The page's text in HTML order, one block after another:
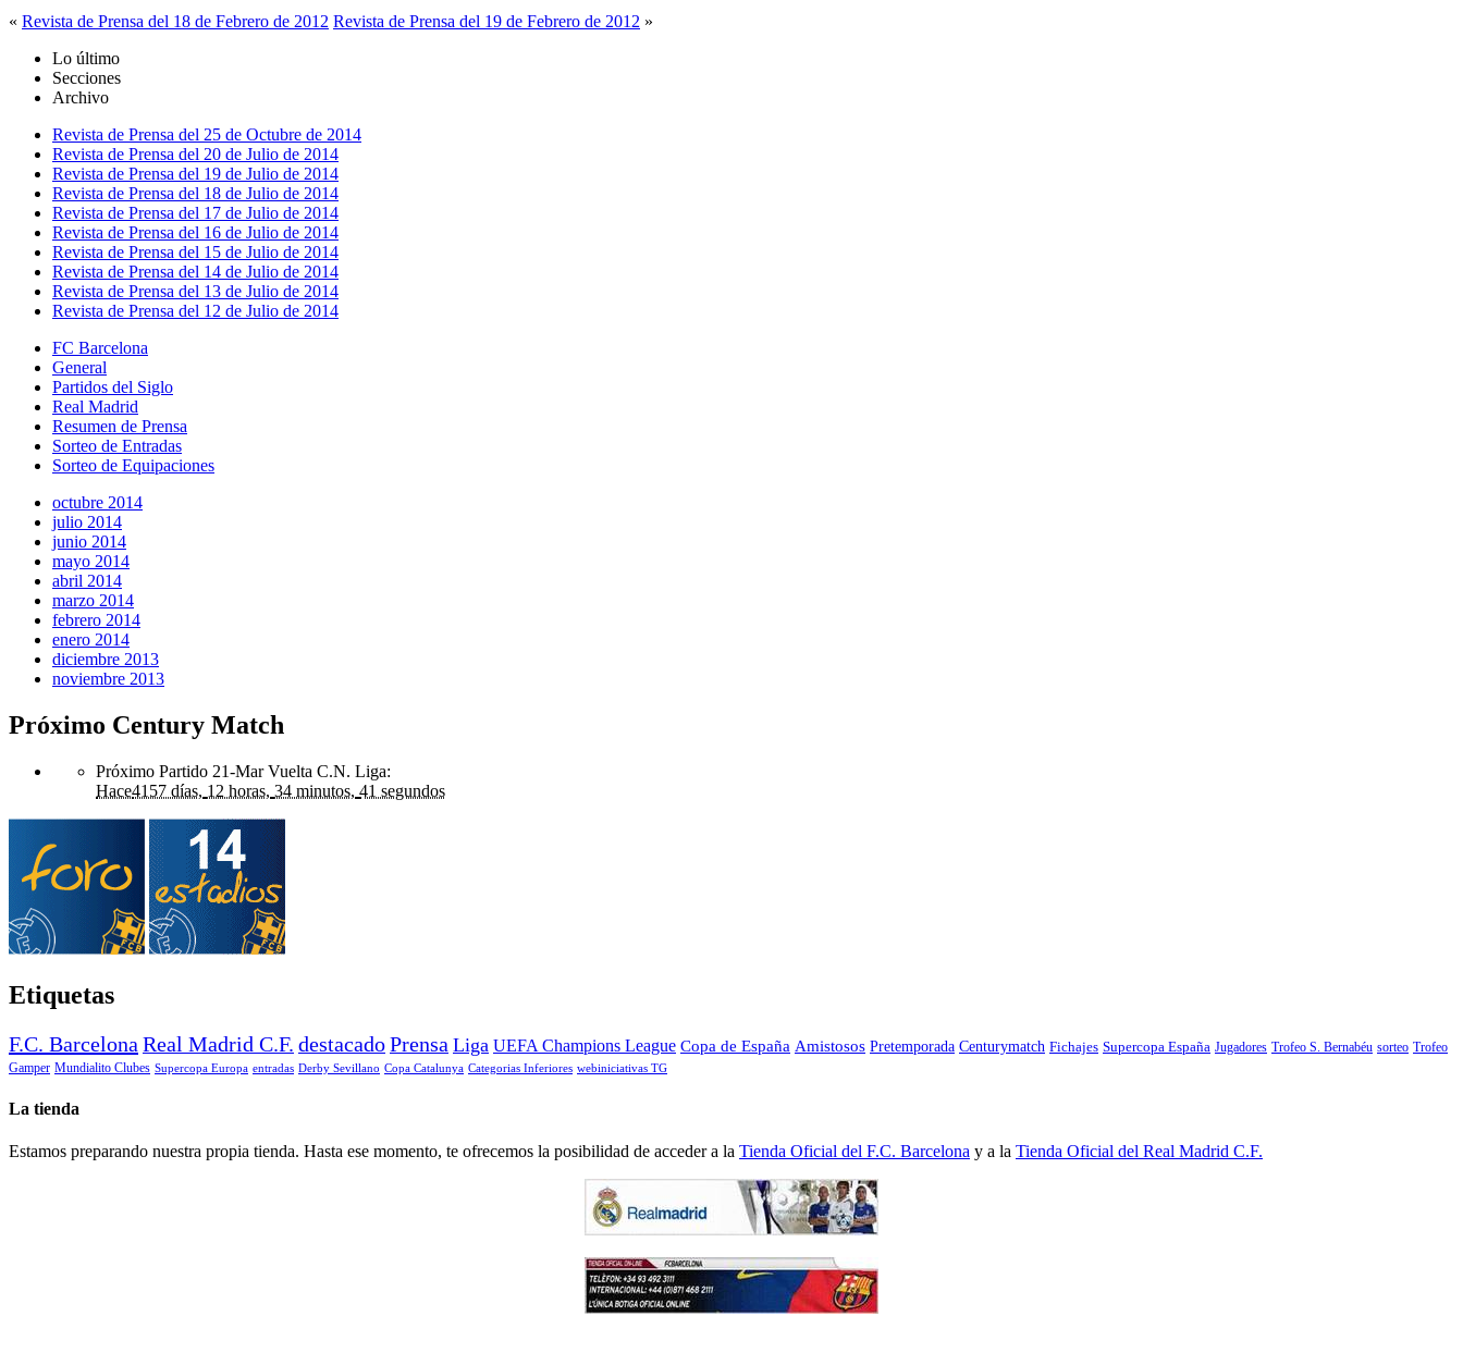
« Revista de Prensa del 18 de Febrero de 2012 Revista de Prensa del 19 de Febrero de 2012 »
Lo último
Secciones
Archivo
Revista de Prensa del 25 de Octubre de 2014
Revista de Prensa del 20 de Julio de 2014
Revista de Prensa del 19 de Julio de 2014
Revista de Prensa del 18 de Julio de 2014
Revista de Prensa del 17 de Julio de 2014
Revista de Prensa del 16 de Julio de 2014
Revista de Prensa del 15 de Julio de 2014
Revista de Prensa del 14 de Julio de 2014
Revista de Prensa del 13 de Julio de 2014
Revista de Prensa del 12 de Julio de 2014
FC Barcelona
General
Partidos del Siglo
Real Madrid
Resumen de Prensa
Sorteo de Entradas
Sorteo de Equipaciones
octubre 2014
julio 2014
junio 2014
mayo 2014
abril 2014
marzo 2014
febrero 2014
enero 2014
diciembre 2013
noviembre 2013
Próximo Century Match
Próximo Partido 21-Mar Vuelta C.N. Liga:
Hace4157 días, 12 horas, 34 minutos, 41 segundos
Etiquetas
F.C. Barcelona Real Madrid C.F. destacadoPrensa Liga UEFA Champions League Copa de España Amistosos Pretemporada Centurymatch Fichajes Supercopa España Jugadores Trofeo S. Bernabéu sorteo Trofeo
Gamper Mundialito Clubes Supercopa Europa entradas Derby Sevillano Copa Catalunya Categorias Inferiores webiniciativas TG
La tienda
Estamos preparando nuestra propia tienda. Hasta ese momento, te ofrecemos la posibilidad de acceder a la Tienda Oficial del F.C. Barcelona y a la Tienda Oficial del Real Madrid C.F.